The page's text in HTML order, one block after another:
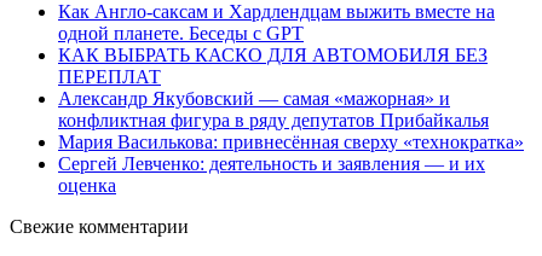
Как Англо-саксам и Хардлендцам выжить вместе на
одной планете. Беседы с GPT
КАК ВЫБРАТЬ КАСКО ДЛЯ АВТОМОБИЛЯ БЕЗ
ПЕРЕПЛАТ
Александр Якубовский — самая «мажорная» и
конфликтная фигура в ряду депутатов Прибайкалья
Мария Василькова: привнесённая сверху «технократка»
Сергей Левченко: деятельность и заявления — и их
оценка
Свежие комментарии